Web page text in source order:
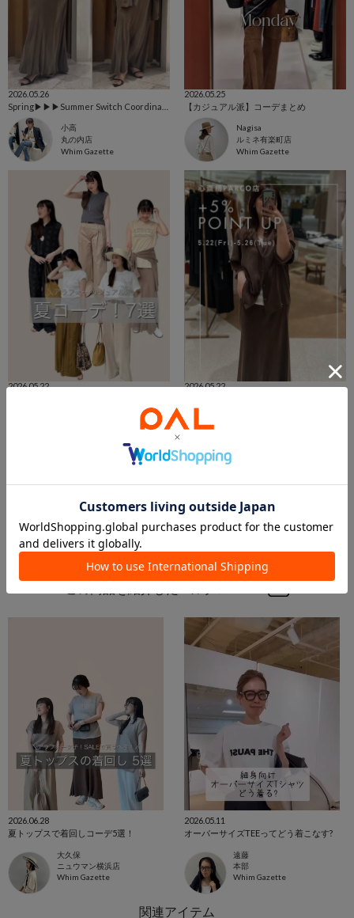
2026.05.26
小高
丸の内店
Whim Gazette
2026.05.25
【カジュアル派】コーデまとめ
Nagisa
ルミネ有楽町店
Whim Gazette
2026.05.22
2026.05.22
2026.06.28
夏トップスで着回しコーデ5選！
大久保
ニュウマン横浜店
Whim Gazette
2026.05.11
オーバーサイズTEEってどう着こなす?
遠藤
本部
Whim Gazette